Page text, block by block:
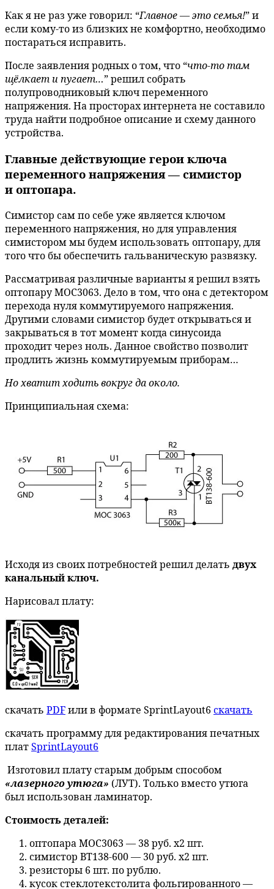
Как я не раз уже говорил: “Главное — это семья!” и
если кому-то из близких не комфортно, необходимо
постараться исправить.
После заявления родных о том, что “что-то там
щёлкает и пугает…” решил собрать
полупроводниковый ключ переменного
напряжения. На просторах интернета не составило
труда найти подробное описание и схему данного
устройства.
Главные действующие герои ключа
переменного напряжения — симистор
и оптопара.
Симистор сам по себе уже является ключом
переменного напряжения, но для управления
симистором мы будем использовать оптопару, для
того что бы обеспечить гальваническую развязку.
Рассматривая различные варианты я решил взять
оптопару MOC3063. Дело в том, что она с детектором
перехода нуля коммутируемого напряжения.
Другими словами симистор будет открываться и
закрываться в тот момент когда синусоида
проходит через ноль. Данное свойство позволит
продлить жизнь коммутируемым приборам…
Но хватит ходить вокруг да около.
Принципиальная схема:
Исходя из своих потребностей решил делать двух
канальный ключ.
Нарисовал плату:
скачать PDFили в формате SprintLayout6 скачать
скачать программу для редактирования печатных
платSprintLayout6
Изготовил плату старым добрым способом
«лазерного утюга» (ЛУТ). Только вместо утюга
был использован ламинатор.
Стоимость деталей:
оптопара MOC3063 — 38 руб. х2 шт.
симистор BT138-600 — 30 руб. х2 шт.
резисторы 6 шт. по рублю.
кусок стеклотекстолита фольгированного —